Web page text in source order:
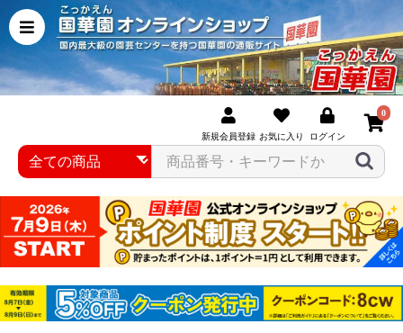
新規会員登録 お気に入り ログイン
0